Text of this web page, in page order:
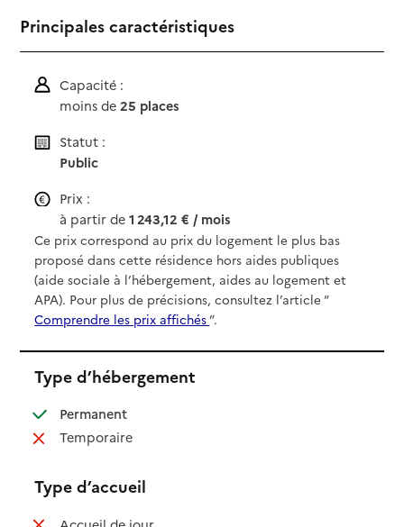
Principales caractéristiques
Capacité :
moins de25 places
Statut :
Public
Prix :
à partir de1 243,12 € / mois
Ce prix correspond au prix du logement le plus bas
proposé dans cette résidence hors aides publiques
(aide sociale à l’hébergement, aides au logement et
APA). Pour plus de précisions, consultez l’article “
Comprendre les prix affichés”.
Type d’hébergement
Permanent: disponible
Temporaire: non disponible
Type d’accueil
: non disponible